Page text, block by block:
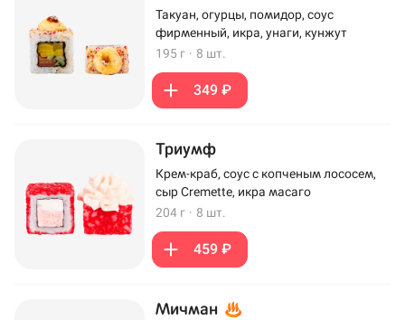
Такуан, огурцы, помидор, соус
фирменный, икра, унаги, кунжут
195 г · 8 шт.
349 ₽
Триумф
Крем-краб, соус с копченым лососем,
сыр Cremette, икра масаго
204 г · 8 шт.
459 ₽
Мичман